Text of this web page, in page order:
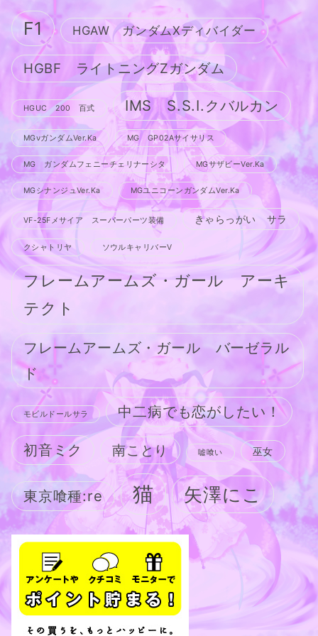
F1 HGAW ガンダムXディバイダー
HGBF ライトニングZガンダム
HGUC 200 百式 IMS S.S.I.クバルカン
MGνガンダムVer.Ka MG GP02Aサイサリス
MG ガンダムフェニーチェリナーシタ MGサザビーVer.Ka
MGシナンジュVer.Ka MGユニコーンガンダムVer.Ka
VF-25Fメサイア スーパーパーツ装備 きゃらっがい サラ
クシャトリヤ ソウルキャリバーV
フレームアームズ・ガール アーキ
テクト
フレームアームズ・ガール バーゼラル
ド
モビルドールサラ 中二病でも恋がしたい！
初音ミク 南ことり 嘘喰い 巫女
東京喰種:re 猫 矢澤にこ